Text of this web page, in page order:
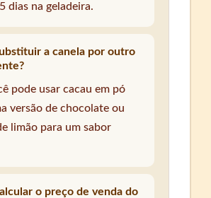
dias na geladeira.
a canela por outro
pode usar cacau em pó
versão de chocolate ou
limão para um sabor
o preço de venda do